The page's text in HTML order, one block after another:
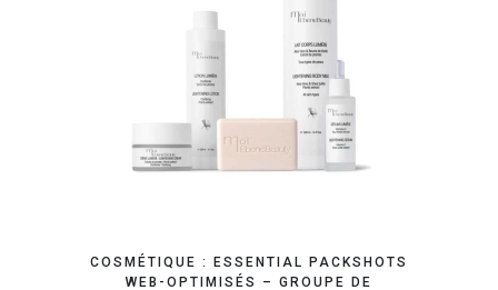
OBTENEZ VOTRE DEVIS EN 24H
COSMÉTIQUE : ESSENTIAL PACKSHOTS
WEB-OPTIMISÉS – GROUPE DE